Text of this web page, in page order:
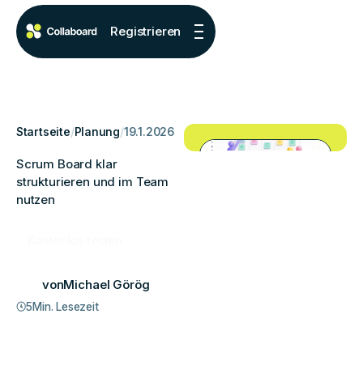
Registrieren
Startseite/Planung/19.1.2026
Scrum Board klar
strukturieren und im Team
nutzen
vonMichael Görög
5Min. Lesezeit